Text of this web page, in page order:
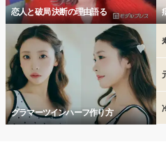
恋人と破局 決断の理由語る
グラマーツインハーフ作り方